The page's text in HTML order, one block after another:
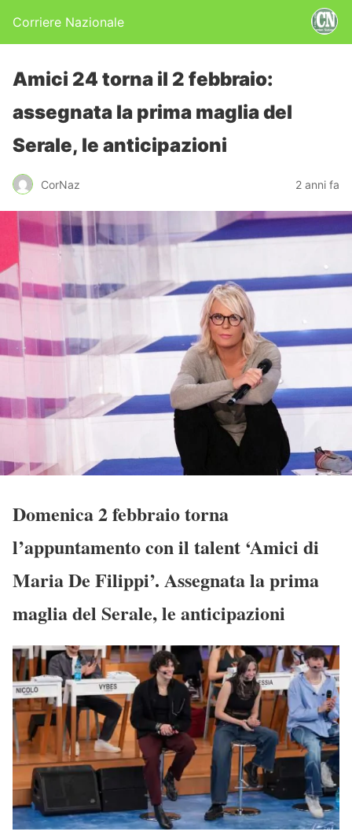
Corriere Nazionale
Amici 24 torna il 2 febbraio:
assegnata la prima maglia del
Serale, le anticipazioni
CorNaz 2 anni fa
Domenica 2 febbraio torna
l’appuntamento con il talent ‘Amici di
Maria De Filippi’. Assegnata la prima
maglia del Serale, le anticipazioni